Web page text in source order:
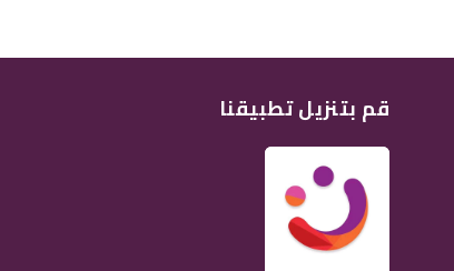
قم بتنزيل تطبيقنا